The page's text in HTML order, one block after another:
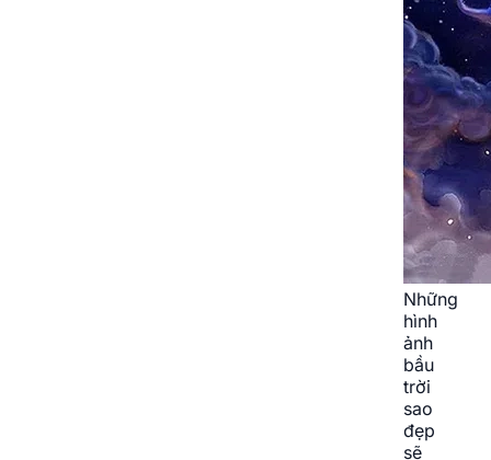
Những
hình
ảnh
bầu
trời
sao
đẹp
sẽ